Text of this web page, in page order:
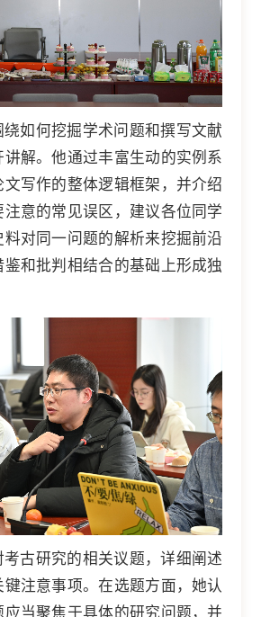
绕如何挖掘学术问题和撰写文献
解。他通过丰富生动的实例系
写作的整体逻辑框架，并介绍
注意的常见误区，建议各位同学
对同一问题的解析来挖掘前沿
鉴和批判相结合的基础上形成独
古研究的相关议题，详细阐述
注意事项。在选题方面，她认
应当聚焦于具体的研究问题，并